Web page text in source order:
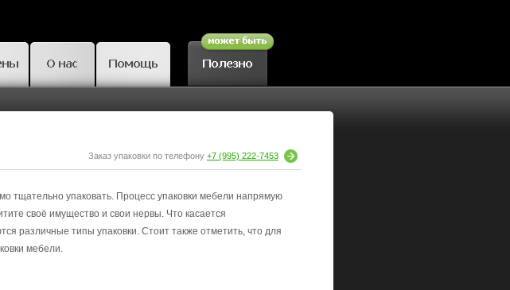
Заказ упаковки по телефону +7 (995) 222-7453
тщательно упаковать. Процесс упаковки мебели напрямую
своё имущество и свои нервы. Что касается
различные типы упаковки. Стоит также отметить, что для
мебели.